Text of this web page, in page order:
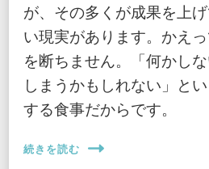
が、その多くが成果を上
い現実があります。かえ
を断ちません。「何かし
しまうかもしれない」と
する食事だからです。
続きを読む